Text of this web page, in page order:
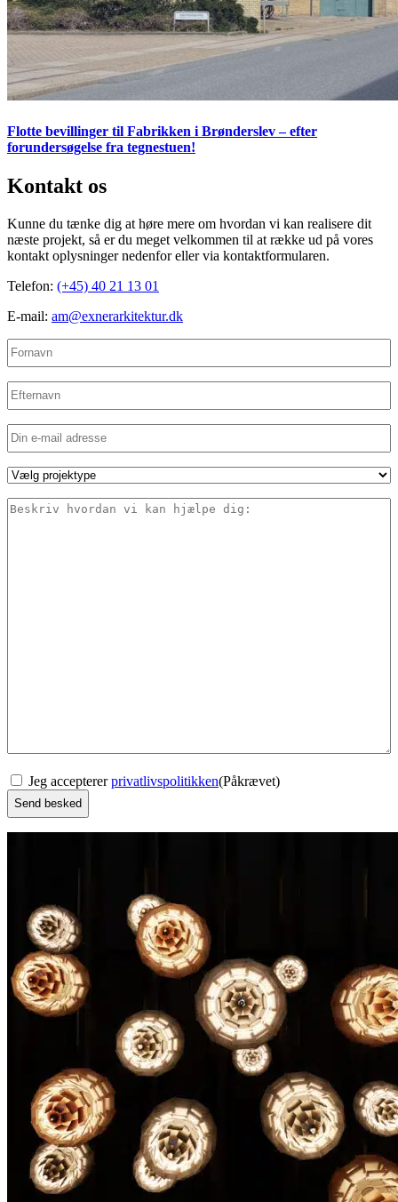
Flotte bevillinger til Fabrikken i Brønderslev – efter
forundersøgelse fra tegnestuen!
Kontakt os
Kunne du tænke dig at høre mere om hvordan vi kan realisere dit
næste projekt, så er du meget velkommen til at række ud på vores
kontakt oplysninger nedenfor eller via kontaktformularen.
Telefon: (+45) 40 21 13 01
E-mail: am@exnerarkitektur.dk
Fornavn
Efternavn
Send
besked(Påkrævet)
Projektype(Påkrævet)
Beskriv
Consent(Påkrævet)
Jeg acceptererprivatlivspolitikken(Påkrævet)